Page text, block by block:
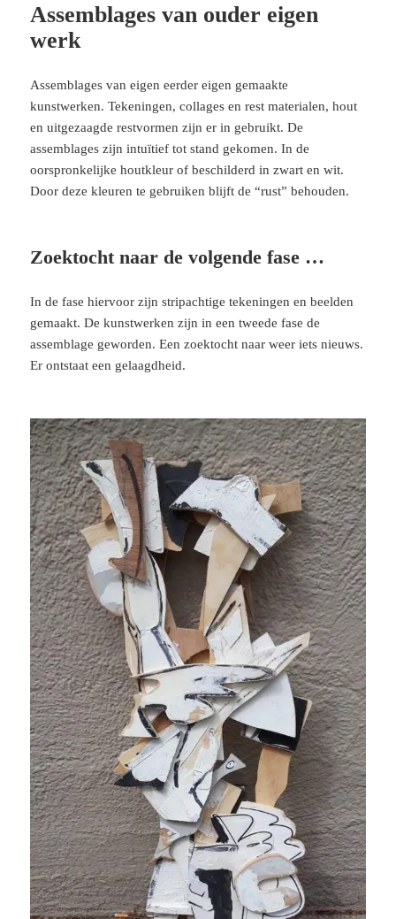
Assemblages van ouder eigen
werk
Assemblages van eigen eerder eigen gemaakte
kunstwerken. Tekeningen, collages en rest materialen, hout
en uitgezaagde restvormen zijn er in gebruikt. De
assemblages zijn intuïtief tot stand gekomen. In de
oorspronkelijke houtkleur of beschilderd in zwart en wit.
Door deze kleuren te gebruiken blijft de “rust” behouden.
Zoektocht naar de volgende fase …
In de fase hiervoor zijn stripachtige tekeningen en beelden
gemaakt. De kunstwerken zijn in een tweede fase de
assemblage geworden. Een zoektocht naar weer iets nieuws.
Er ontstaat een gelaagdheid.